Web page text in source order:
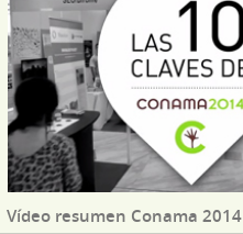
Vídeo resumen Conama 2014